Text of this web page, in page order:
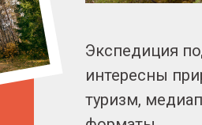
Экспедиция
интересны
туризм,